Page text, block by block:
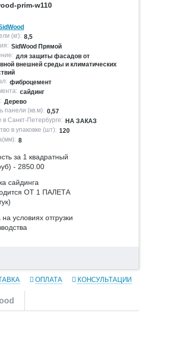
prim-w110
(кг): 8,5
SidWood Прямой
для защиты фасадов от
внешней среды и климатических
фиброцемент
сайдинг
Дерево
панели (кв.м): 0,57
в Санкт-Петербурге: НА ЗАКАЗ
в упаковке (шт): 120
8
за 1 квадратный
- 2850.00
сайдинга
ОТ 1 ПАЛЕТА
условиях отгрузки
ОПЛАТА КОНСУЛЬТАЦИИ